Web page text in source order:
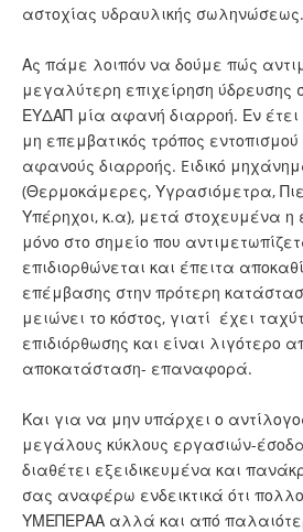
αστοχίας υδραυλικής σωληνώσεως.
Ας πάμε λοιπόν να δούμε πώς
μεγαλύτερη επιχείρηση
ΕΥΔΑΠ μία αφανή διαρροή. Εν
μη επεμβατικός τρόπος
αφανούς διαρροής. Eιδικό
(Θερμοκάμερες, Υγρασιόμετρα,
Υπέρηχοι, κ.α), μετά στοχευμένα η
μόνο στο σημείο που
επιδιορθώνεται και έπειτα
επέμβασης στην πρότερη
μειώνει το κόστος, γιατί έχει
επιδιόρθωσης και είναι λιγότερο
αποκατάσταση- επαναφορά.
Και για να μην υπάρχει ο
μεγάλους κύκλους εργασιών-έσοδα
διαθέτει εξειδικευμένα και
σας αναφέρω ενδεικτικά ότι
ΥΜΕΠΕΡΑΑ αλλά και από